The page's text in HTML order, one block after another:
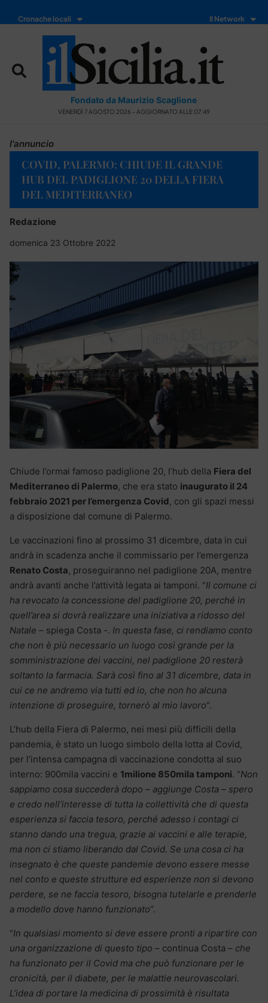
Cronache locali Il Network
Fondato da Maurizio Scaglione
VENERDÌ 7 AGOSTO 2026 - AGGIORNATO ALLE 07:49
l'annuncio
COVID, PALERMO: CHIUDE IL GRANDE
HUB DEL PADIGLIONE 20 DELLA FIERA
DEL MEDITERRANEO
Redazione
domenica 23 Ottobre 2022
Chiude l’ormai famoso padiglione 20, l’hub della Fiera del
Mediterraneo di Palermo, che era stato inaugurato il 24
febbraio 2021 per l’emergenza Covid, con gli spazi messi
a disposizione dal comune di Palermo.
Le vaccinazioni fino al prossimo 31 dicembre, data in cui
andrà in scadenza anche il commissario per l’emergenza
Renato Costa, proseguiranno nel padiglione 20A, mentre
andrà avanti anche l’attività legata ai tamponi. “Il comune ci
ha revocato la concessione del padiglione 20, perché in
quell’area si dovrà realizzare una iniziativa a ridosso del
Natale – spiega Costa -. In questa fase, ci rendiamo conto
che non è più necessario un luogo così grande per la
somministrazione dei vaccini, nel padiglione 20 resterà
soltanto la farmacia. Sarà così fino al 31 dicembre, data in
cui ce ne andremo via tutti ed io, che non ho alcuna
intenzione di proseguire, tornerò al mio lavoro“.
L’hub della Fiera di Palermo, nei mesi più difficili della
pandemia, è stato un luogo simbolo della lotta al Covid,
per l’intensa campagna di vaccinazione condotta al suo
interno: 900mila vaccini e 1milione 850mila tamponi. “Non
sappiamo cosa succederà dopo – aggiunge Costa – spero
e credo nell’interesse di tutta la collettività che di questa
esperienza si faccia tesoro, perché adesso i contagi ci
stanno dando una tregua, grazie ai vaccini e alle terapie,
ma non ci stiamo liberando dal Covid. Se una cosa ci ha
insegnato è che queste pandemie devono essere messe
nel conto e queste strutture ed esperienze non si devono
perdere, se ne faccia tesoro, bisogna tutelarle e prenderle
a modello dove hanno funzionato“.
“In qualsiasi momento si deve essere pronti a ripartire con
una organizzazione di questo tipo – continua Costa – che
ha funzionato per il Covid ma che può funzionare per le
cronicità, per il diabete, per le malattie neurovascolari.
L’idea di portare la medicina di prossimità è risultata